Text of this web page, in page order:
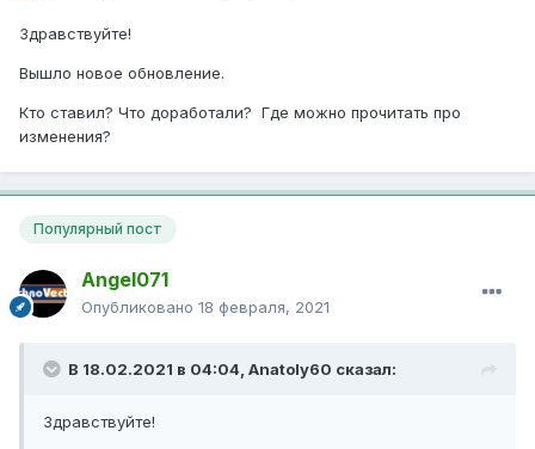
Здравствуйте!
Вышло новое обновление.
Кто ставил? Что доработали? Где можно прочитать про
изменения?
Популярный пост
Angel071
Опубликовано 18 февраля, 2021
В 18.02.2021 в 04:04, Anatoly60 сказал:
Здравствуйте!